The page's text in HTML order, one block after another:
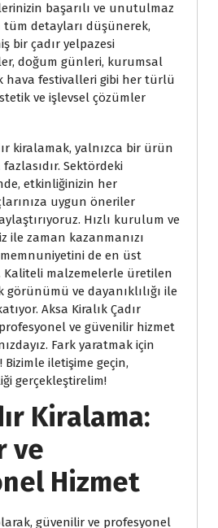
başarılı ve unutulmaz
tüm detayları düşünerek,
bir çadır yelpazesi
doğum günleri, kurumsal
hava festivalleri gibi her türlü
ve işlevsel çözümler
kiralamak, yalnızca bir ürün
Sektördeki
etkinliğinizin her
uygun öneriler
Hızlı kurulum ve
ile zaman kazanmanızı
de en üst
Kaliteli malzemelerle üretilen
görünümü ve dayanıklılığı ile
Aksa Kiralık Çadır
ve güvenilir hizmet
Fark yaratmak için
iletişime geçin,
gerçekleştirelim!
Kiralama:
ve
Hizmet
güvenilir ve profesyonel